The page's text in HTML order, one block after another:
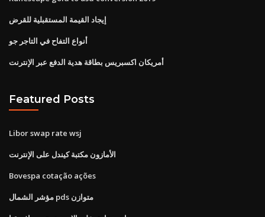
إيجاد القيمة المستقبلية للقرض
أنواع التفاح في التاجر جو
أمريكان اكسبريس بطاقة هدية الدفع عبر الإنترنت
Featured Posts
Libor swap rate wsj
الأمازون مكتبة كيندل على الإنترنت
Bovespa cotação ações
مؤشر الشمال pds متوازن